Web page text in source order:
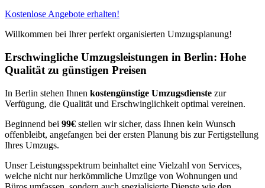
Kostenlose Angebote erhalten!
Willkommen bei Ihrer perfekt organisierten Umzugsplanung!
Erschwingliche Umzugsleistungen in Berlin: Hohe
Qualität zu günstigen Preisen
In Berlin stehen Ihnen kostengünstige Umzugsdienste zur
Verfügung, die Qualität und Erschwinglichkeit optimal vereinen.
Beginnend bei 99€ stellen wir sicher, dass Ihnen kein Wunsch
offenbleibt, angefangen bei der ersten Planung bis zur Fertigstellung
Ihres Umzugs.
Unser Leistungsspektrum beinhaltet eine Vielzahl von Services,
welche nicht nur herkömmliche Umzüge von Wohnungen und